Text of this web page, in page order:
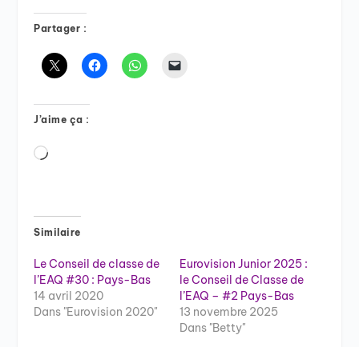
Partager :
J’aime ça :
Chargement…
Similaire
Le Conseil de classe de
l’EAQ #30 : Pays-Bas
14 avril 2020
Dans "Eurovision 2020"
Eurovision Junior 2025 :
le Conseil de Classe de
l’EAQ – #2 Pays-Bas
13 novembre 2025
Dans "Betty"